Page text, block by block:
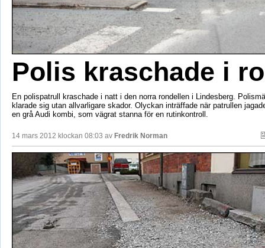
Polis kraschade i
En polispatrull kraschade i natt i den norra rondellen i Lindesberg.
klarade sig utan allvarligare skador. Olyckan inträffade när patrullen
en grå Audi kombi, som vägrat stanna för en rutinkontroll.
14 mars 2012 klockan 08:03 av Fredrik Norman